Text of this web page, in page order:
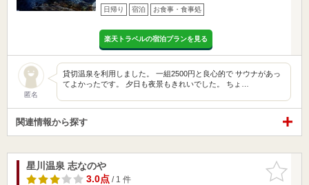
日帰り 宿泊 お食事・食事処
楽天トラベルの宿泊プランを見る
匿名
貸切温泉を利用しました。 一組2500円と良心的で サウナがあっ
てよかったです。 夕日も夜景もきれいでした。 ちょ…
関連情報から探す
お気に入
りに追加
星川温泉 志なのや
3.0点/ 1 件